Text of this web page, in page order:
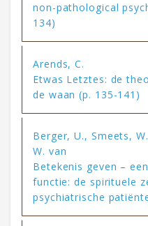
non-pathological
134)
Arends, C.
Etwas Letztes: de
de waan (p. 135-141)
Berger, U., Smeets,
W. van
Betekenis geven –
functie: de spirituele
psychiatrische